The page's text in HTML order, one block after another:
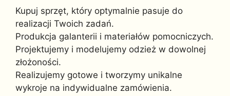
Kupuj sprzęt, który optymalnie pasuje do
realizacji Twoich zadań.
Produkcja galanterii i materiałów pomocniczych.
Projektujemy i modelujemy odzież w dowolnej
złożoności.
Realizujemy gotowe i tworzymy unikalne
wykroje na indywidualne zamówienia.